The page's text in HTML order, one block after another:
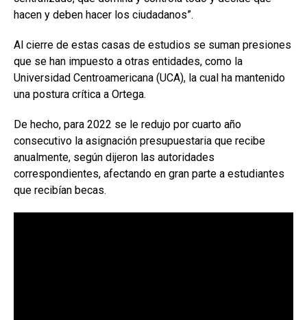
hacen y deben hacer los ciudadanos”.
Al cierre de estas casas de estudios se suman presiones
que se han impuesto a otras entidades, como la
Universidad Centroamericana (UCA), la cual ha mantenido
una postura crítica a Ortega.
De hecho, para 2022 se le redujo por cuarto año
consecutivo la asignación presupuestaria que recibe
anualmente, según dijeron las autoridades
correspondientes, afectando en gran parte a estudiantes
que recibían becas.